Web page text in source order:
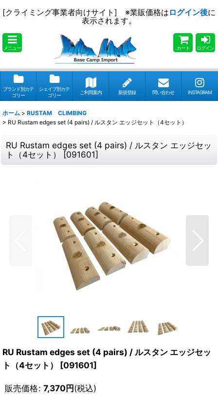
[クライミング事業者向けサイト] ※業販価格は ログイン後に
表示されます。
メニュー カート ログイン
ブランド別カテ
ゴリー
シェイプ別カテ
ゴリー
ご利用案内 新規登録 問い合わせ INSTAGRAM
ホーム > RUSTAM CLIMBING
> RU Rustam edges set (4 pairs) / ルスタン エッジセット（4セット）
RU Rustam edges set (4 pairs) / ルスタン エッジセッ
ト（4セット）
[091601]
RU Rustam edges set (4 pairs) / ルスタン エッジセッ
ト（4セット）
[091601]
販売価格: 7,370円(税込)